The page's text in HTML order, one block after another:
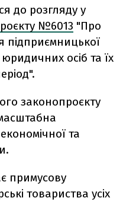
до розгляду у
№6013 "Про
підприємницької
осіб та їх
законопроєкту
та
примусову
товариства усіх